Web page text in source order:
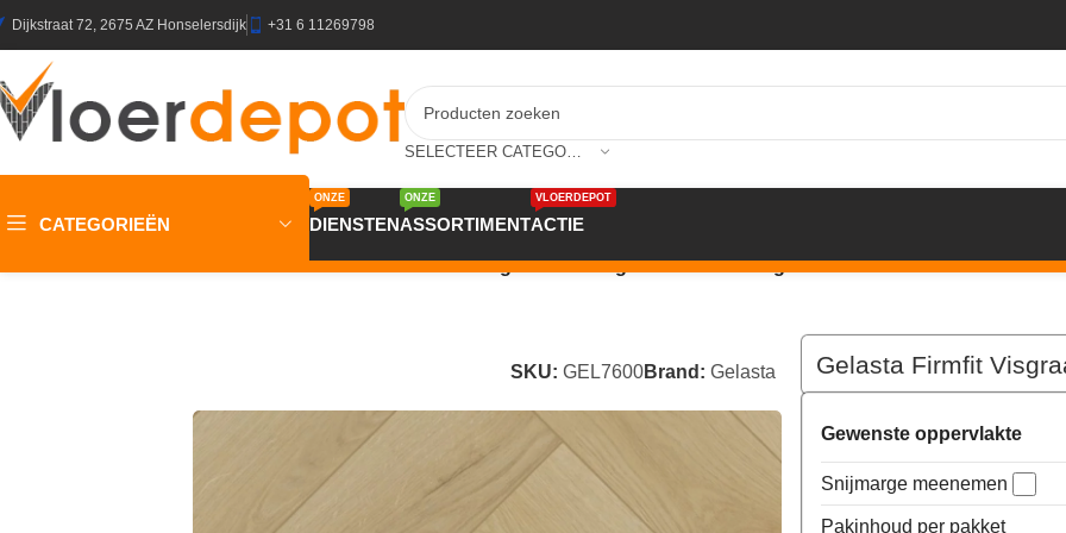
Dijkstraat 72, 2675 AZ Honselersdijk +31 6 11269798
CATEGORIEËN DIENSTEN
ONZE
ASSORTIMENT
ONZE
ACTIE
VLOERDEPOT
PVC Vloeren/Gelasta Firmfit Visgraat PVC Rigid Click Sierra Light 7600
SKU: GEL7600Brand: Gelasta
Gelasta Firmfit
Gewenste oppervlakte
Snijmarge meenemen
Pakinhoud per pakket